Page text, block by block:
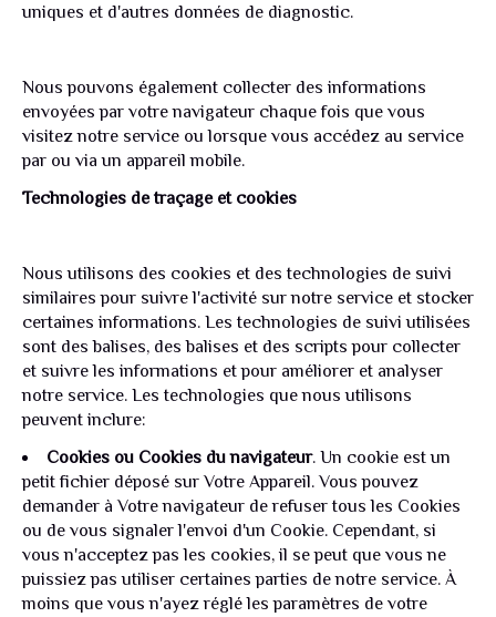
uniques et d'autres données de diagnostic.
Nous pouvons également collecter des informations
envoyées par votre navigateur chaque fois que vous
visitez notre service ou lorsque vous accédez au service
par ou via un appareil mobile.
Technologies de traçage et cookies
Nous utilisons des cookies et des technologies de suivi
similaires pour suivre l'activité sur notre service et stocker
certaines informations. Les technologies de suivi utilisées
sont des balises, des balises et des scripts pour collecter
et suivre les informations et pour améliorer et analyser
notre service. Les technologies que nous utilisons
peuvent inclure:
Cookies ou Cookies du navigateur. Un cookie est un
petit fichier déposé sur Votre Appareil. Vous pouvez
demander à Votre navigateur de refuser tous les Cookies
ou de vous signaler l'envoi d'un Cookie. Cependant, si
vous n'acceptez pas les cookies, il se peut que vous ne
puissiez pas utiliser certaines parties de notre service. À
moins que vous n'ayez réglé les paramètres de votre